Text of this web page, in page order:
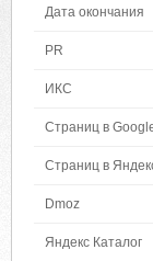
Дата окончания
PR
ИКС
Страниц в
Страниц в
Dmoz
Яндекс Каталог